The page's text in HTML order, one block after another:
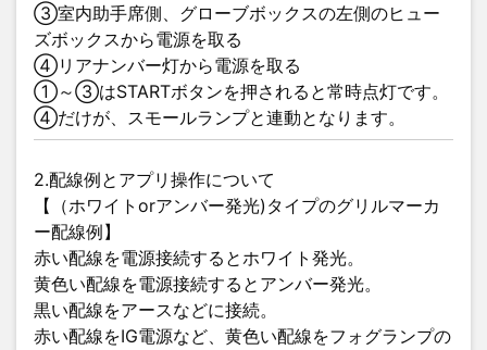
③室内助手席側、グローブボックスの左側のヒュー
ズボックスから電源を取る
④リアナンバー灯から電源を取る
①～③はSTARTボタンを押されると常時点灯です。
④だけが、スモールランプと連動となります。
2.配線例とアプリ操作について
【（ホワイトorアンバー発光)タイプのグリルマーカ
ー配線例】
赤い配線を電源接続するとホワイト発光。
黄色い配線を電源接続するとアンバー発光。
黒い配線をアースなどに接続。
赤い配線をIG電源など、黄色い配線をフォグランプの